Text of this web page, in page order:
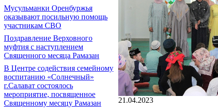
Мусульманки Оренбуржья
оказывают посильную помощь
участникам СВО
Поздравление Верховного
муфтия с наступлением
Священного месяца Рамазан
В Центре содействия семейному
воспитанию «Солнечный»
г.Салават состоялось
мероприятие, посвященное
Священному месяцу Рамазан
21.04.2023